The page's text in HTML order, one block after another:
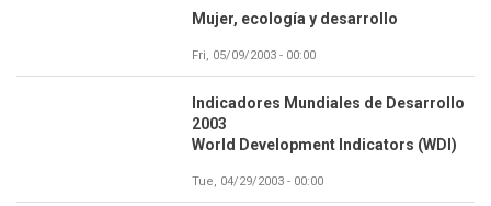
Mujer, ecología y desarrollo
Fri, 05/09/2003 - 00:00
Indicadores Mundiales de Desarrollo
2003
World Development Indicators (WDI)
Tue, 04/29/2003 - 00:00